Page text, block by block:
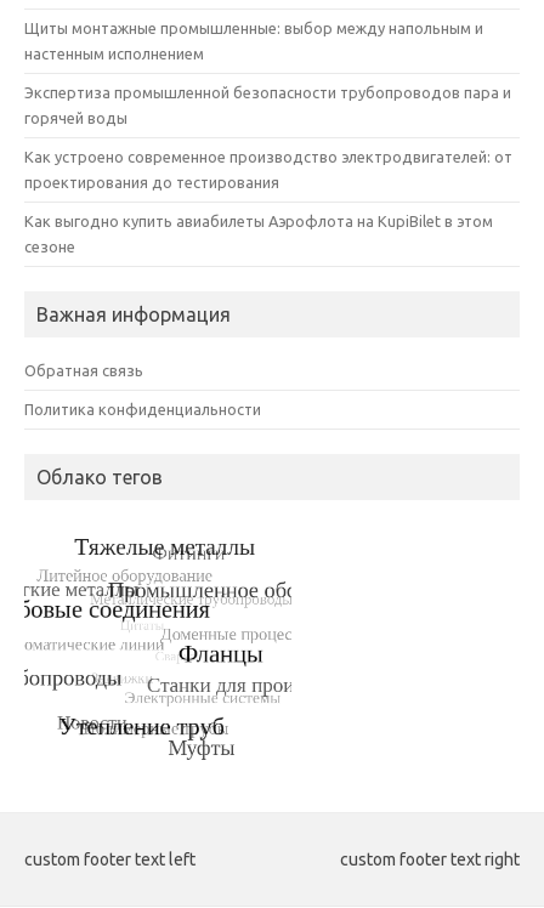
Щиты монтажные промышленные: выбор между напольным и
настенным исполнением
Экспертиза промышленной безопасности трубопроводов пара и
горячей воды
Как устроено современное производство электродвигателей: от
проектирования до тестирования
Как выгодно купить авиабилеты Аэрофлота на KupiBilet в этом
сезоне
Важная информация
Обратная связь
Политика конфиденциальности
Облако тегов
custom footer text left custom footer text right